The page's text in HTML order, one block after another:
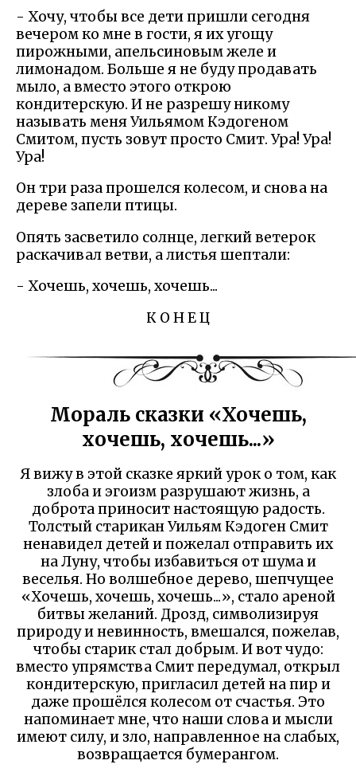
- Хочу, чтобы все дети пришли сегодня
вечером ко мне в гости, я их угощу
пирожными, апельсиновым желе и
лимонадом. Больше я не буду продавать
мыло, а вместо этого открою
кондитерскую. И не разрешу никому
называть меня Уильямом Кэдогеном
Смитом, пусть зовут просто Смит. Ура! Ура!
Ура!
Он три раза прошелся колесом, и снова на
дереве запели птицы.
Опять засветило солнце, легкий ветерок
раскачивал ветви, а листья шептали:
- Хочешь, хочешь, хочешь...
К О Н Е Ц
Мораль сказки «Хочешь,
хочешь, хочешь...»
Я вижу в этой сказке яркий урок о том, как
злоба и эгоизм разрушают жизнь, а
доброта приносит настоящую радость.
Толстый старикан Уильям Кэдоген Смит
ненавидел детей и пожелал отправить их
на Луну, чтобы избавиться от шума и
веселья. Но волшебное дерево, шепчущее
«Хочешь, хочешь, хочешь...», стало ареной
битвы желаний. Дрозд, символизируя
природу и невинность, вмешался, пожелав,
чтобы старик стал добрым. И вот чудо:
вместо упрямства Смит передумал, открыл
кондитерскую, пригласил детей на пир и
даже прошёлся колесом от счастья. Это
напоминает мне, что наши слова и мысли
имеют силу, и зло, направленное на слабых,
возвращается бумерангом.